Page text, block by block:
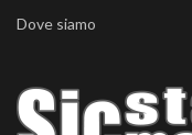
Dove siamo